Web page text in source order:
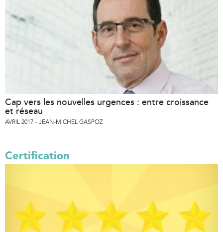
Cap vers les nouvelles urgences : entre croissance
et réseau
AVRIL 2017 JEAN-MICHEL GASPOZ
Certification